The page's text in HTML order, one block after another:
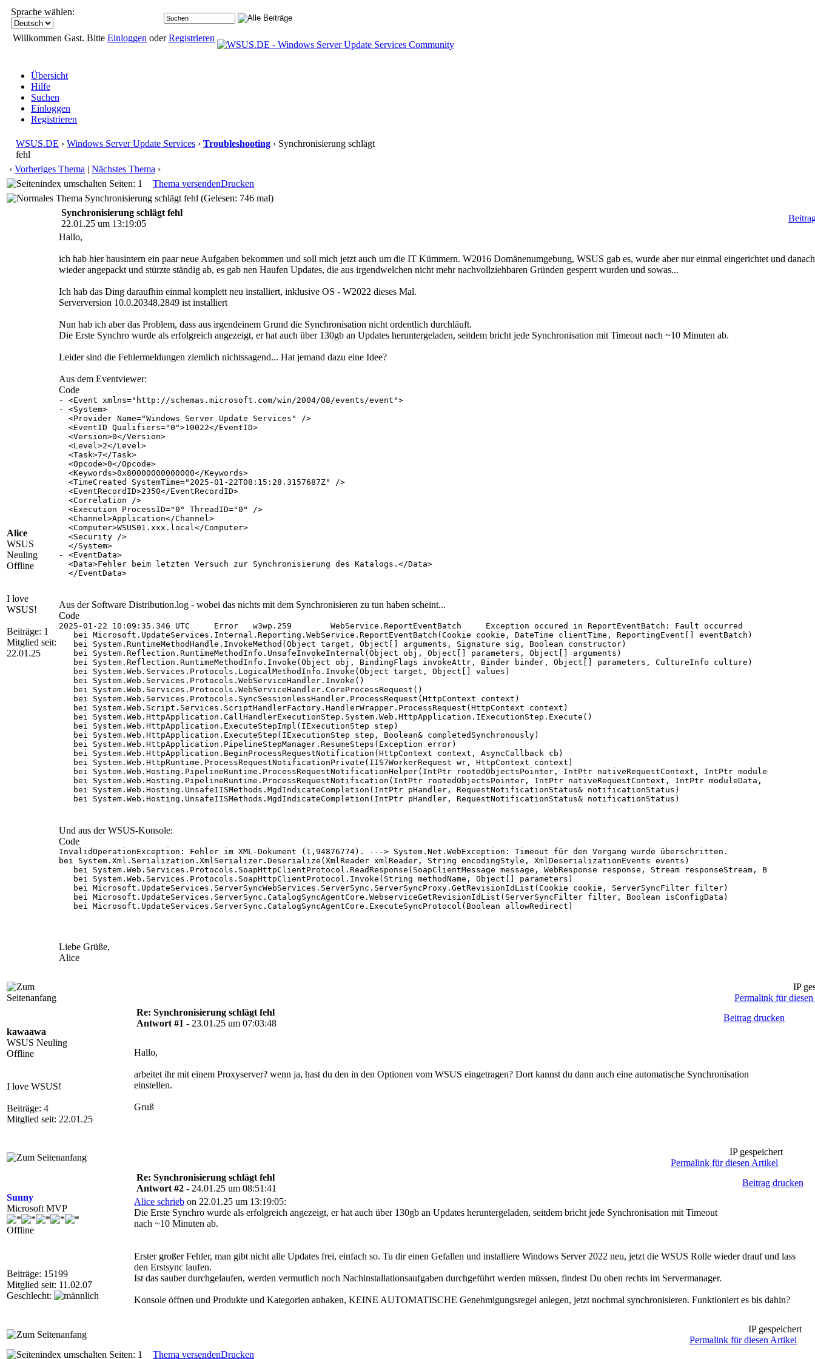
Sprache wählen:
Willkommen Gast. Bitte Einloggen oderRegistrieren
Übersicht
Hilfe
Suchen
Einloggen
Registrieren
WSUS.DE › Windows Server Update Services › Troubleshooting › Synchronisierung schlägt
fehl
‹ Vorheriges Thema | Nächstes Thema ›
Seiten: 1
Thema versendenDrucken
Synchronisierung schlägt fehl (Gelesen: 746 mal)
Alice
WSUS
Neuling
Offline
I love
WSUS!
Beiträge: 1
Mitglied seit:
22.01.25
Synchronisierung schlägt fehl
22.01.25 um 13:19:05
Hallo,
ich hab hier hausintern ein paar neue Aufgaben bekommen und soll mich jetzt auch um die IT Kümmern. W2016 Domänenumgebung, WSUS gab es, wurde aber nur einmal eingerichtet und
wieder angepackt und stürzte ständig ab, es gab nen Haufen Updates, die aus irgendwelchen nicht mehr nachvollziehbaren Gründen gesperrt wurden und sowas...
Ich hab das Ding daraufhin einmal komplett neu installiert, inklusive OS - W2022 dieses Mal.
Serverversion 10.0.20348.2849 ist installiert
Nun hab ich aber das Problem, dass aus irgendeinem Grund die Synchronisation nicht ordentlich durchläuft.
Die Erste Synchro wurde als erfolgreich angezeigt, er hat auch über 130gb an Updates heruntergeladen, seitdem bricht jede Synchronisation mit Timeout nach ~10 Minuten ab.
Leider sind die Fehlermeldungen ziemlich nichtssagend... Hat jemand dazu eine Idee?
Aus dem Eventviewer:
Code
- <Event xmlns="http://schemas.microsoft.com/win/2004/08/events/event">
- <System>
  <Provider Name="Windows Server Update Services" />
  <EventID Qualifiers="0">10022</EventID>
  <Version>0</Version>
  <Level>2</Level>
  <Task>7</Task>
  <Opcode>0</Opcode>
  <Keywords>0x80000000000000</Keywords>
  <TimeCreated SystemTime="2025-01-22T08:15:28.3157687Z" />
  <EventRecordID>2350</EventRecordID>
  <Correlation />
  <Execution ProcessID="0" ThreadID="0" />
  <Channel>Application</Channel>
  <Computer>WSUS01.xxx.local</Computer>
  <Security />
  </System>
- <EventData>
  <Data>Fehler beim letzten Versuch zur Synchronisierung des Katalogs.</Data>
  </EventData>
Aus der Software Distribution.log - wobei das nichts mit dem Synchronisieren zu tun haben scheint...
Code
2025-01-22 10:09:35.346 UTC	Error	w3wp.259	WebService.ReportEventBatch	Exception occured in ReportEventBatch: Fault occurred
   bei Microsoft.UpdateServices.Internal.Reporting.WebService.ReportEventBatch(Cookie cookie, DateTime clientTime, ReportingEvent[] eventBatch)
   bei System.RuntimeMethodHandle.InvokeMethod(Object target, Object[] arguments, Signature sig, Boolean constructor)
   bei System.Reflection.RuntimeMethodInfo.UnsafeInvokeInternal(Object obj, Object[] parameters, Object[] arguments)
   bei System.Reflection.RuntimeMethodInfo.Invoke(Object obj, BindingFlags invokeAttr, Binder binder, Object[] parameters, CultureInfo culture)
   bei System.Web.Services.Protocols.LogicalMethodInfo.Invoke(Object target, Object[] values)
   bei System.Web.Services.Protocols.WebServiceHandler.Invoke()
   bei System.Web.Services.Protocols.WebServiceHandler.CoreProcessRequest()
   bei System.Web.Services.Protocols.SyncSessionlessHandler.ProcessRequest(HttpContext context)
   bei System.Web.Script.Services.ScriptHandlerFactory.HandlerWrapper.ProcessRequest(HttpContext context)
   bei System.Web.HttpApplication.CallHandlerExecutionStep.System.Web.HttpApplication.IExecutionStep.Execute()
   bei System.Web.HttpApplication.ExecuteStepImpl(IExecutionStep step)
   bei System.Web.HttpApplication.ExecuteStep(IExecutionStep step, Boolean& completedSynchronously)
   bei System.Web.HttpApplication.PipelineStepManager.ResumeSteps(Exception error)
   bei System.Web.HttpApplication.BeginProcessRequestNotification(HttpContext context, AsyncCallback cb)
   bei System.Web.HttpRuntime.ProcessRequestNotificationPrivate(IIS7WorkerRequest wr, HttpContext context)
bei System.Web.Hosting.PipelineRuntime.ProcessRequestNotificationHelper(IntPtr rootedObjectsPointer, IntPtr nativeRequestContext, IntPtr moduleData,
bei System.Web.Hosting.PipelineRuntime.ProcessRequestNotification(IntPtr rootedObjectsPointer, IntPtr nativeRequestContext, IntPtr moduleData, Int32
   bei System.Web.Hosting.UnsafeIISMethods.MgdIndicateCompletion(IntPtr pHandler, RequestNotificationStatus& notificationStatus)
   bei System.Web.Hosting.UnsafeIISMethods.MgdIndicateCompletion(IntPtr pHandler, RequestNotificationStatus& notificationStatus)
Und aus der WSUS-Konsole:
Code
InvalidOperationException: Fehler im XML-Dokument (1,94876774). ---> System.Net.WebException: Timeout für den Vorgang wurde überschritten.
bei System.Xml.Serialization.XmlSerializer.Deserialize(XmlReader xmlReader, String encodingStyle, XmlDeserializationEvents events)
bei System.Web.Services.Protocols.SoapHttpClientProtocol.ReadResponse(SoapClientMessage message, WebResponse response, Stream responseStream, Boolean
   bei System.Web.Services.Protocols.SoapHttpClientProtocol.Invoke(String methodName, Object[] parameters)
   bei Microsoft.UpdateServices.ServerSyncWebServices.ServerSync.ServerSyncProxy.GetRevisionIdList(Cookie cookie, ServerSyncFilter filter)
   bei Microsoft.UpdateServices.ServerSync.CatalogSyncAgentCore.WebserviceGetRevisionIdList(ServerSyncFilter filter, Boolean isConfigData)
   bei Microsoft.UpdateServices.ServerSync.CatalogSyncAgentCore.ExecuteSyncProtocol(Boolean allowRedirect)
Liebe Grüße,
Alice
IP
Permalink für
kawaawa
WSUS Neuling
Offline
I love WSUS!
Beiträge: 4
Mitglied seit: 22.01.25
Re: Synchronisierung schlägt fehl
Antwort #1 - 23.01.25 um 07:03:48
Beitrag drucken
Hallo,
arbeitet ihr mit einem Proxyserver? wenn ja, hast du den in den Optionen vom WSUS eingetragen? Dort kannst du dann auch eine automatische Synchronisation
einstellen.
Gruß
IP gespeichert
Permalink für diesen Artikel
Sunny
Microsoft MVP
Offline
Beiträge: 15199
Mitglied seit: 11.02.07
Geschlecht:
Re: Synchronisierung schlägt fehl
Antwort #2 - 24.01.25 um 08:51:41
Beitrag drucken
Alice schrieb on 22.01.25 um 13:19:05:
Die Erste Synchro wurde als erfolgreich angezeigt, er hat auch über 130gb an Updates heruntergeladen, seitdem bricht jede Synchronisation mit Timeout
nach ~10 Minuten ab.
Erster großer Fehler, man gibt nicht alle Updates frei, einfach so. Tu dir einen Gefallen und installiere Windows Server 2022 neu, jetzt die WSUS Rolle wieder drauf und lass
den Erstsync laufen.
Ist das sauber durchgelaufen, werden vermutlich noch Nachinstallationsaufgaben durchgeführt werden müssen, findest Du oben rechts im Servermanager.
Konsole öffnen und Produkte und Kategorien anhaken, KEINE AUTOMATISCHE Genehmigungsregel anlegen, jetzt nochmal synchronisieren. Funktioniert es bis dahin?
IP gespeichert
Permalink für diesen Artikel
Seiten: 1
Thema versendenDrucken